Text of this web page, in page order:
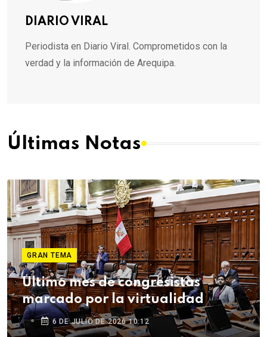
DIARIO VIRAL
Periodista en Diario Viral. Comprometidos con la
verdad y la información de Arequipa.
Últimas Notas
GRAN TEMA
Último mes de congresistas
marcado por la virtualidad
6 DE JULIO DE 2026 10:12